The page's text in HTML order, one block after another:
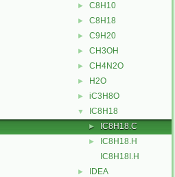
► C8H10
► C8H18
► C9H20
► CH3OH
► CH4N2O
► H2O
► iC3H8O
▼ IC8H18
► IC8H18.C
►
IC8H18.H
IC8H18I.H
► IDEA